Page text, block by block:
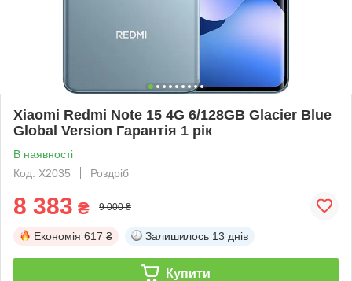
Xiaomi Redmi Note 15 4G 6/128GB Glacier Blue
Global Version Гарантія 1 рік
В наявності
Код: X2035
Роздріб
8 383 ₴ 9 000 ₴
Економія 617 ₴ Залишилось 13 днів
Купити